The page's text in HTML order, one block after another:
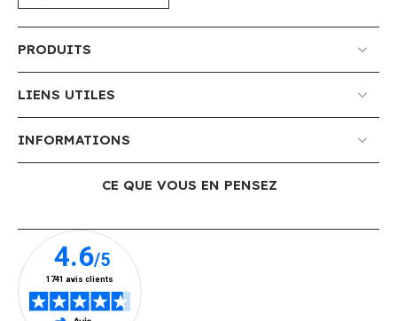
PRODUITS
LIENS UTILES
INFORMATIONS
CE QUE VOUS EN PENSEZ